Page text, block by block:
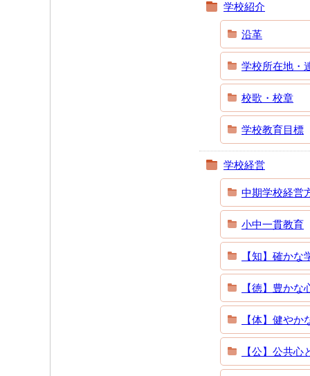
学校紹介
沿革
学校所在地・
校歌・校章
学校教育目標
学校経営
中期学校経営
小中一貫教育
【知】確かな
【徳】豊かな
【体】健やか
【公】公共